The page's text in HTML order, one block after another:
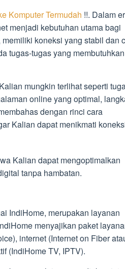
Komputer Termudah !!. Dalam
menjadi kebutuhan utama bagi
koneksi yang stabil dan
tugas-tugas yang membutuhkan
mungkin terlihat seperti
online yang optimal,
dengan rinci cara
Kalian dapat menikmati
Kalian dapat mengoptimalkan
tanpa hambatan.
IndiHome, merupakan layanan
menyajikan paket
internet (Internet on Fiber
(IndiHome TV, IPTV).